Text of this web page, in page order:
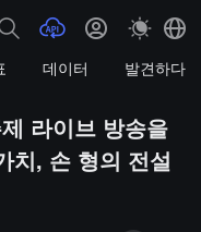
데이터 발견하다
라이브 방송을
치, 손 형의 전설